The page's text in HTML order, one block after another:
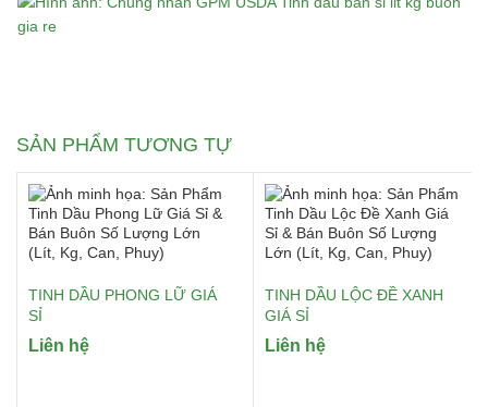
SẢN PHẨM TƯƠNG TỰ
TINH DẦU PHONG LỮ GIÁ
SỈ
Liên hệ
TINH DẦU LỘC ĐỀ XANH
GIÁ SỈ
Liên hệ